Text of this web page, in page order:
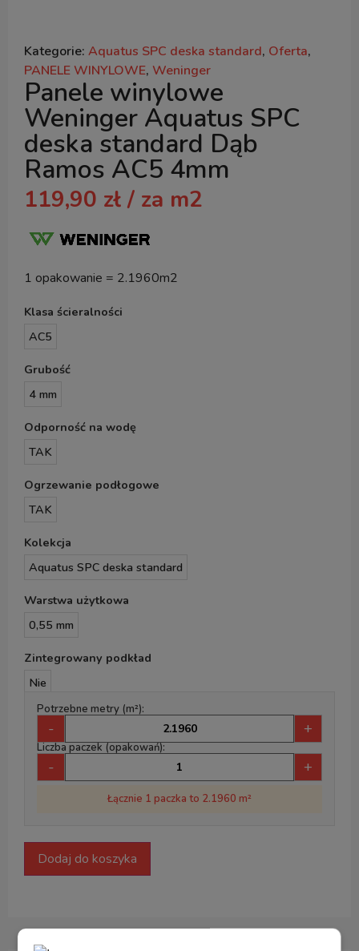
Kategorie: Aquatus SPC deska standard, Oferta,
PANELE WINYLOWE, Weninger
Panele winylowe
Weninger Aquatus SPC
deska standard Dąb
Ramos AC5 4mm
119,90 zł / za m2
1 opakowanie = 2.1960m2
Klasa ścieralności
AC5
Grubość
4 mm
Odporność na wodę
TAK
Ogrzewanie podłogowe
TAK
Kolekcja
Aquatus SPC deska standard
Warstwa użytkowa
0,55 mm
Zintegrowany podkład
Nie
Potrzebne metry (m²):
- +
Liczba paczek (opakowań):
- +
Łącznie 1 paczka to 2.1960 m²
Dodaj do koszyka